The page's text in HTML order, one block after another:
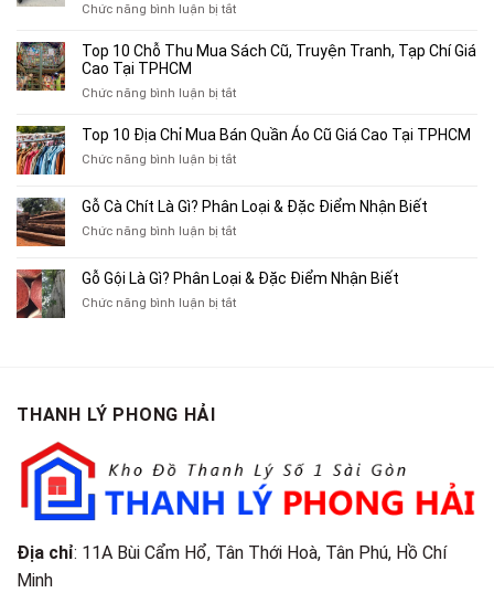
Chức năng bình luận bị tắtở
4
Chuyên
Bán
Xe
Cũ,
Xe
Cũ
TP.HCM
Top 10 Chỗ Thu Mua Sách Cũ, Truyện Tranh, Tạp Chí Giá
Cao Tại TPHCM
Chức năng bình luận bị tắtở
10
Thu
Sách
Tạp
Chí
Top 10 Địa Chỉ Mua Bán Quần Áo Cũ Giá Cao Tại TPHCM
Chức năng bình luận bị tắtở
Địa
Chỉ
Bán
Áo
Gỗ Cà Chít Là Gì? Phân Loại & Đặc Điểm Nhận Biết
Chức năng bình luận bị tắtở
Chít
Là
Gỗ Gội Là Gì? Phân Loại & Đặc Điểm Nhận Biết
Chức năng bình luận bị tắtở
Điểm
Nhận
Biết
THANH LÝ PHONG HẢI
Địa chỉ: 11A Bùi Cẩm Hổ, Tân Thới Hoà, Tân Phú, Hồ Chí
Minh